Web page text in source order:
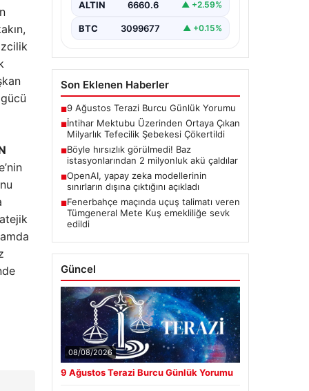
sonucu, büyük çaplı…
ALTIN 6660.6 ▲ +2.59%
BTC 3099677 ▲ +0.15%
Son Eklenen Haberler
■9 Ağustos Terazi Burcu Günlük Yorumu
■İntihar Mektubu Üzerinden Ortaya Çıkan
Milyarlık Tefecilik Şebekesi Çökertildi
■Böyle hırsızlık görülmedi! Baz
istasyonlarından 2 milyonluk akü çaldılar
■OpenAI, yapay zeka modellerinin
sınırların dışına çıktığını açıkladı
■Fenerbahçe maçında uçuş talimatı veren
Tümgeneral Mete Kuş emekliliğe sevk
edildi
Güncel
08/08/2026
9 Ağustos Terazi Burcu Günlük Yorumu